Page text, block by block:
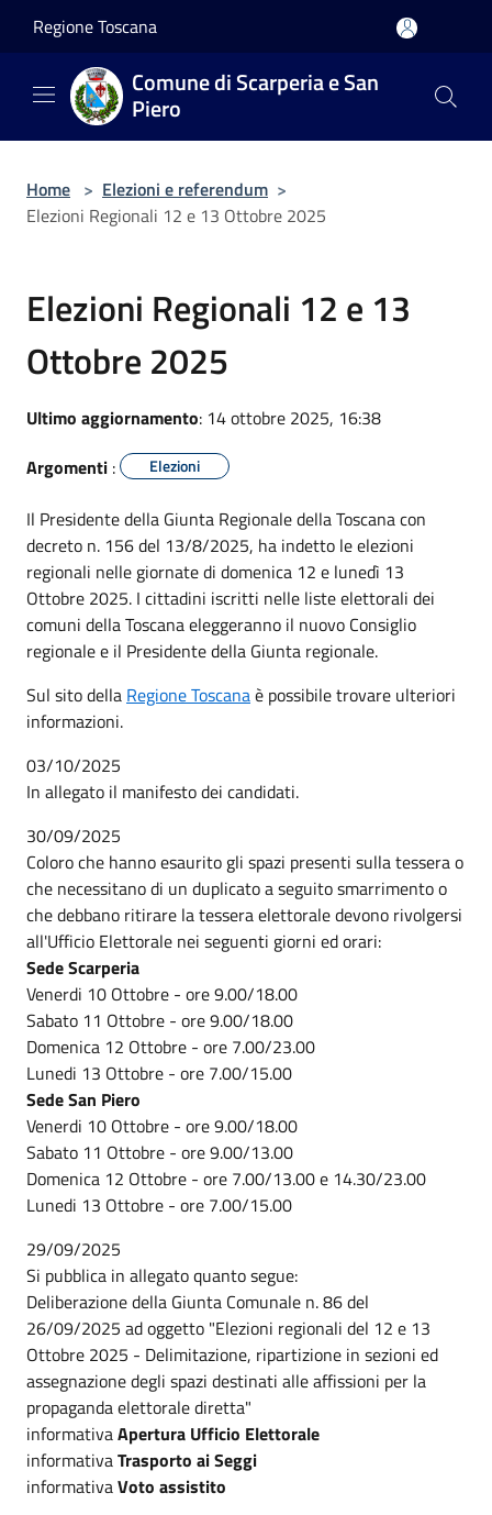
Regione Toscana
Comune di Scarperia e San
Piero
Home > Elezioni e referendum >
Elezioni Regionali 12 e 13 Ottobre 2025
Elezioni Regionali 12 e 13
Ottobre 2025
Ultimo aggiornamento: 14 ottobre 2025, 16:38
Argomenti : Elezioni
Il Presidente della Giunta Regionale della Toscana con
decreto n. 156 del 13/8/2025, ha indetto le elezioni
regionali nelle giornate di domenica 12 e lunedì 13
Ottobre 2025. I cittadini iscritti nelle liste elettorali dei
comuni della Toscana eleggeranno il nuovo Consiglio
regionale e il Presidente della Giunta regionale.
Sul sito della Regione Toscanaè possibile trovare ulteriori
informazioni.
03/10/2025
In allegato il manifesto dei candidati.
30/09/2025
Coloro che hanno esaurito gli spazi presenti sulla tessera o
che necessitano di un duplicato a seguito smarrimento o
che debbano ritirare la tessera elettorale devono rivolgersi
all'Ufficio Elettorale nei seguenti giorni ed orari:
Sede Scarperia
Venerdi 10 Ottobre - ore 9.00/18.00
Sabato 11 Ottobre - ore 9.00/18.00
Domenica 12 Ottobre - ore 7.00/23.00
Lunedi 13 Ottobre - ore 7.00/15.00
Sede San Piero
Venerdi 10 Ottobre - ore 9.00/18.00
Sabato 11 Ottobre - ore 9.00/13.00
Domenica 12 Ottobre - ore 7.00/13.00 e 14.30/23.00
Lunedi 13 Ottobre - ore 7.00/15.00
29/09/2025
Si pubblica in allegato quanto segue:
Deliberazione della Giunta Comunale n. 86 del
26/09/2025 ad oggetto "Elezioni regionali del 12 e 13
Ottobre 2025 - Delimitazione, ripartizione in sezioni ed
assegnazione degli spazi destinati alle affissioni per la
propaganda elettorale diretta"
informativaApertura Ufficio Elettorale
informativaTrasporto ai Seggi
informativaVoto assistito